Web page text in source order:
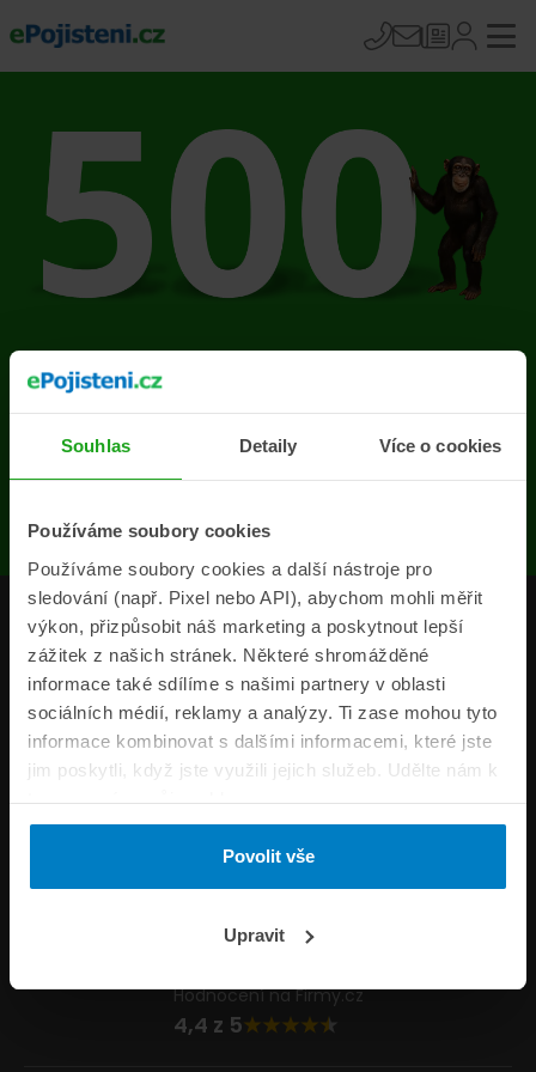
Souhlas Detaily Více o cookies
Používáme soubory cookies
Používáme soubory cookies a další nástroje pro
sledování (např. Pixel nebo API), abychom mohli měřit
výkon, přizpůsobit náš marketing a poskytnout lepší
zážitek z našich stránek. Některé shromážděné
informace také sdílíme s našimi partnery v oblasti
sociálních médií, reklamy a analýzy. Ti zase mohou tyto
informace kombinovat s dalšími informacemi, které jste
jim poskytli, když jste využili jejich služeb. Udělte nám k
tomu prosím svůj souhlas.
Povolit vše
Upravit
Na stránce se vyskytla
chyba
Produkty
Pojišťovny
Informace
ePojisteni.cz
Formuláře
Napište nám
Hodnocení na Firmy.cz
4,4 z 5